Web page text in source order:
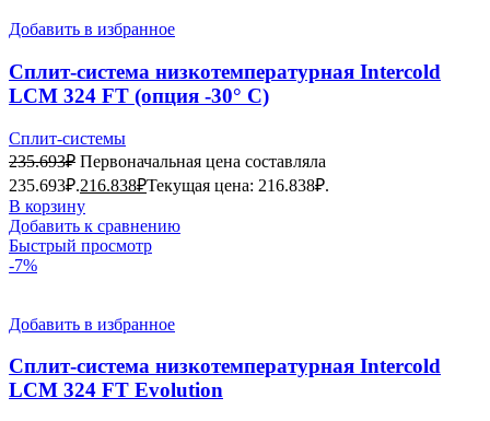
Добавить в избранное
Сплит-система низкотемпературная Intercold
LCM 324 FT (опция -30° С)
Сплит-системы
235.693₽ Первоначальная цена составляла
235.693₽.216.838₽Текущая цена: 216.838₽.
В корзину
Добавить к сравнению
Быстрый просмотр
-7%
Добавить в избранное
Сплит-система низкотемпературная Intercold
LCM 324 FT Evolution